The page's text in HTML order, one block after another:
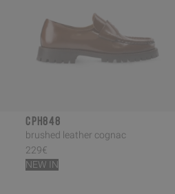
CPH848
brushed leather cognac
229€
NEW IN